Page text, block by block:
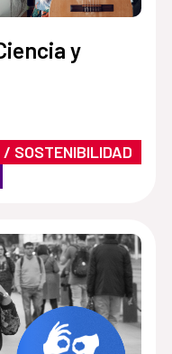
y
/ SOSTENIBILIDAD